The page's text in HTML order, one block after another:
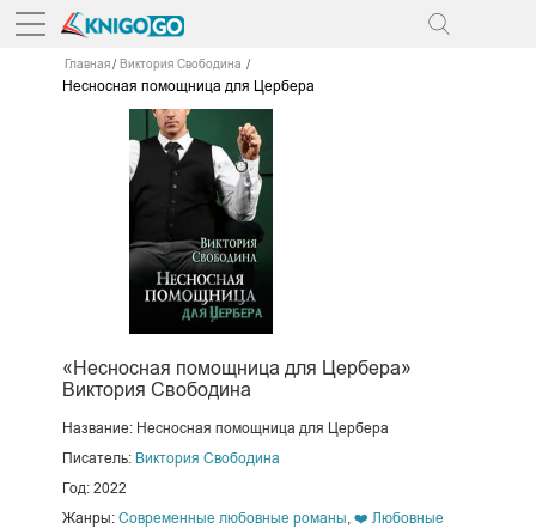
Главная Виктория Свободина
Несносная помощница для Цербера
«Несносная помощница для Цербера»
Виктория Свободина
Название: Несносная помощница для Цербера
Писатель: Виктория Свободина
Год: 2022
Жанры: Современные любовные романы ❤️ Любовные